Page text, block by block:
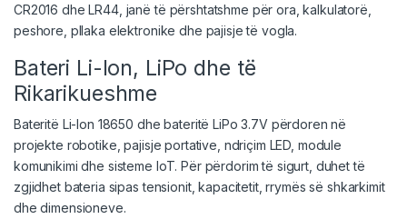
CR2016 dhe LR44, janë të përshtatshme për ora, kalkulatorë,
peshore, pllaka elektronike dhe pajisje të vogla.
Bateri Li-Ion, LiPo dhe të
Rikarikueshme
Bateritë Li-Ion 18650 dhe bateritë LiPo 3.7V përdoren në
projekte robotike, pajisje portative, ndriçim LED, module
komunikimi dhe sisteme IoT. Për përdorim të sigurt, duhet të
zgjidhet bateria sipas tensionit, kapacitetit, rrymës së shkarkimit
dhe dimensioneve.